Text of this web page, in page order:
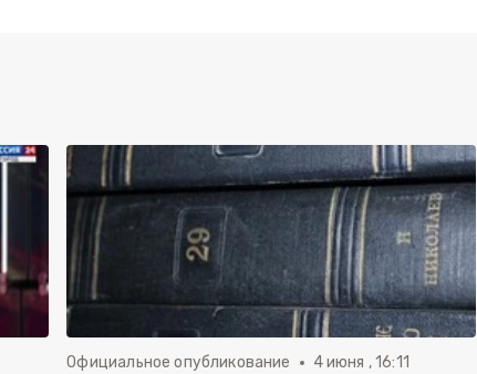
Официальное опубликование 4 июня , 16:11